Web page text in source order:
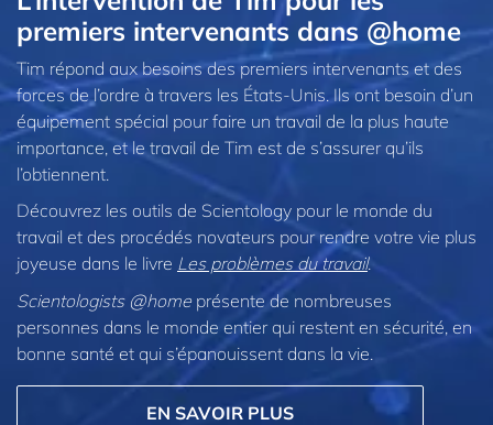
premiers intervenants dans @home
Tim répond aux besoins des premiers intervenants et des
forces de l’ordre à travers les États-Unis. Ils ont besoin d’un
équipement spécial pour faire un travail de la plus haute
importance, et le travail de Tim est de s’assurer qu’ils
l’obtiennent.
Découvrez les outils de Scientology pour le monde du
travail et des procédés novateurs pour rendre votre vie plus
joyeuse dans le livre Les problèmes du travail.
Scientologists @home présente de nombreuses
personnes dans le monde entier qui restent en sécurité, en
bonne santé et qui s’épanouissent dans la vie.
EN SAVOIR PLUS